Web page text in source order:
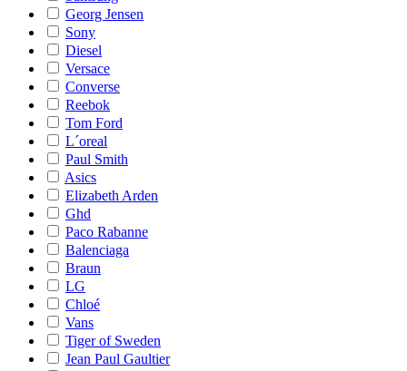
Georg Jensen
Sony
Diesel
Versace
Converse
Reebok
Tom Ford
L´oreal
Paul Smith
Asics
Elizabeth Arden
Ghd
Paco Rabanne
Balenciaga
Braun
LG
Chloé
Vans
Tiger of Sweden
Jean Paul Gaultier